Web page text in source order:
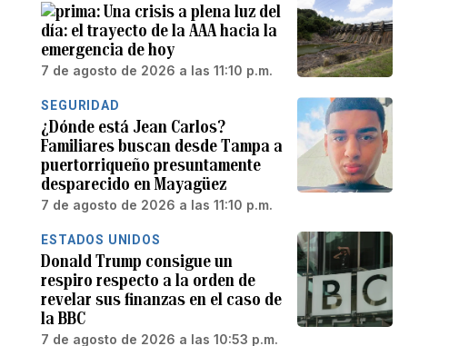
Una crisis a plena luz del
día: el trayecto de la AAA hacia la
emergencia de hoy
7 de agosto de 2026 a las 11:10 p.m.
SEGURIDAD
¿Dónde está Jean Carlos?
Familiares buscan desde Tampa a
puertorriqueño presuntamente
desparecido en Mayagüez
7 de agosto de 2026 a las 11:10 p.m.
ESTADOS UNIDOS
Donald Trump consigue un
respiro respecto a la orden de
revelar sus finanzas en el caso de
la BBC
7 de agosto de 2026 a las 10:53 p.m.